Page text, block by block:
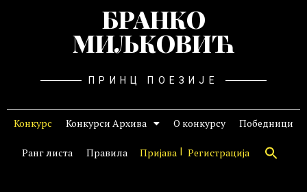
БРАНКО
МИЉКОВИЋ
ПРИНЦ ПОЕЗИЈЕ
Конкурс Конкурси Архива О конкурсу Победници
Ранг листа Правила Пријава Регистрација